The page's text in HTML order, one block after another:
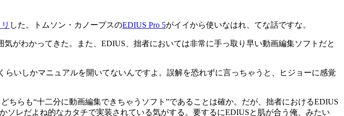
した。トムソン・カノープスのEDIUS Pro 5がイイから使いなはれ、てな話ですな。
がわかってきた。また、EDIUS、拙者においては非常に手っ取り早い動画編集ソフトだと
いしかマニュアルを開いてないんですよ。誤解を恐れずに言っちゃうと、ヒジョーに感覚
らも“十二分に動画編集できちゃうソフト”であることは確か。だが、拙者におけるEDIUS
ソレだよね的なカタチで実装されている気がする。要するにEDIUSと肌が合う俺、みたい